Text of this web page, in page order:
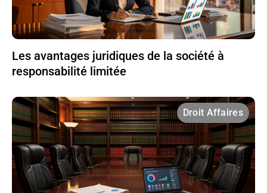
Les avantages juridiques de la société à
responsabilité limitée
Droit Affaires